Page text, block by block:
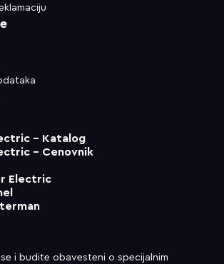
- Katalog
- Cenovnik
Electric
se i budite obavesteni o specijalnim